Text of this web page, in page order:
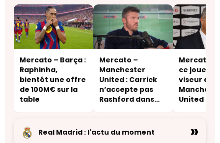
Mercato – Barça :
Raphinha,
bientôt une offre
de 100M€ sur la
table
Mercato –
Manchester
United : Carrick
n’accepte pas
Rashford dans
Mercato –
ce joueur
viseur de
United
Real Madrid : l'actu du moment »